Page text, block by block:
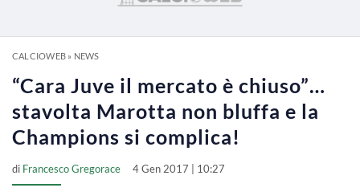
CALCIOWEB» NEWS
“Cara Juve il mercato è chiuso”…
stavolta Marotta non bluffa e la
Champions si complica!
di Francesco Gregorace 4 Gen 2017 | 10:27